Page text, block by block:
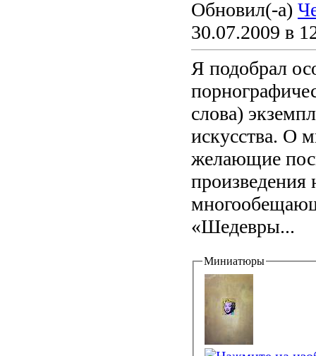
Обновил(-а)
30.07.2009 в
Я подобрал
слова)
искусства. О
желающие
произведения
«Шедевры...
Миниатюры